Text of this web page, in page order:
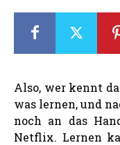
Also, wer kennt
was lernen, und
noch an das
Netflix. Lernen